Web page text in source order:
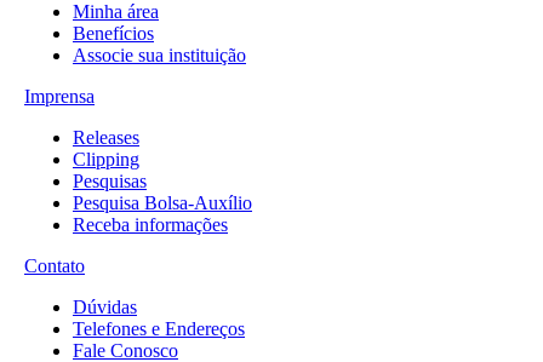
Minha área
Benefícios
Associe sua instituição
Imprensa
Releases
Clipping
Pesquisas
Pesquisa Bolsa-Auxílio
Receba informações
Contato
Dúvidas
Telefones e Endereços
Fale Conosco